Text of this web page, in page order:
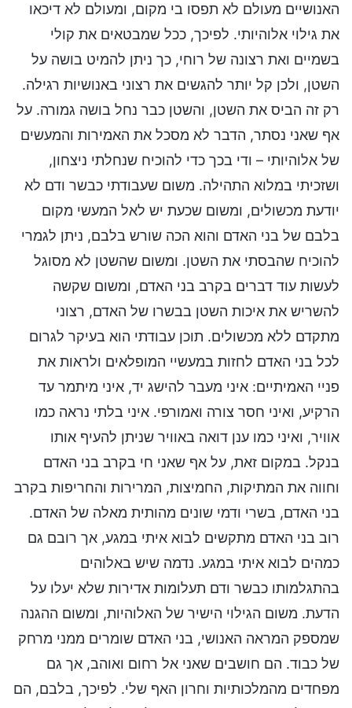
האנושיים מעולם לא תפסו בי מקום, ומעולם לא דיכאו
את גילוי אלוהיותי. לפיכך, ככל שמבטאים את קולי
בשמיים ואת רצונה של רוחי, כך ניתן להמיט בושה על
השטן, ולכן קל יותר להגשים את רצוני באנושיות רגילה.
רק זה הביס את השטן, והשטן כבר נחל בושה גמורה. על
אף שאני נסתר, הדבר לא מסכל את האמירות והמעשים
של אלוהיותי – ודי בכך כדי להוכיח שנחלתי ניצחון,
ושזכיתי במלוא התהילה. משום שעבודתי כבשר ודם לא
יודעת מכשולים, ומשום שכעת יש לאל המעשי מקום
בלבם של בני האדם והוא הכה שורש בלבם, ניתן לגמרי
להוכיח שהבסתי את השטן. ומשום שהשטן לא מסוגל
לעשות עוד דברים בקרב בני האדם, ומשום שקשה
להשריש את איכות השטן בבשרו של האדם, רצוני
מתקדם ללא מכשולים. תוכן עבודתי הוא בעיקר לגרום
לכל בני האדם לחזות במעשיי המופלאים ולראות את
פניי האמיתיים: איני מעבר להישג יד, איני מיתמר עד
הרקיע, ואיני חסר צורה ואמורפי. איני בלתי נראה כמו
אוויר, ואיני כמו ענן דואה באוויר שניתן להעיף אותו
בנקל. במקום זאת, על אף שאני חי בקרב בני האדם
וחווה את המתיקות, החמיצות, המרירות והחריפות בקרב
בני האדם, בשרי ודמי שונים מהותית מאלה של האדם.
רוב בני האדם מתקשים לבוא איתי במגע, אך רובם גם
כמהים לבוא איתי במגע. נדמה שיש באלוהים
בהתגלמותו כבשר ודם תעלומות אדירות שלא יעלו על
הדעת. משום הגילוי הישיר של האלוהיות, ומשום ההגנה
שמספק המראה האנושי, בני האדם שומרים ממני מרחק
של כבוד. הם חושבים שאני אל רחום ואוהב, אך גם
מפחדים מהמלכותיות וחרון האף שלי. לפיכך, בלבם, הם